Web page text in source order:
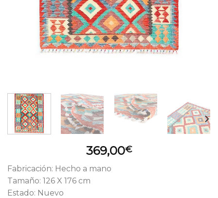
369,00€
Fabricación: Hecho a mano
Tamaño: 126 X 176 cm
Estado: Nuevo